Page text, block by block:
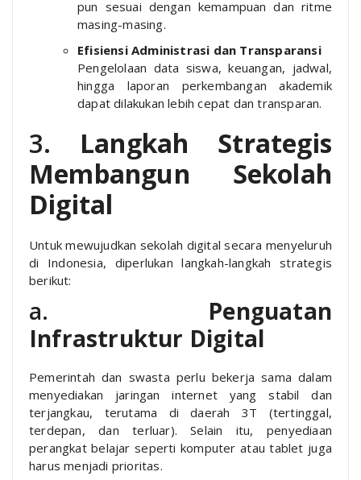
pun sesuai dengan kemampuan dan ritme
masing-masing.
Efisiensi Administrasi dan Transparansi
Pengelolaan data siswa, keuangan, jadwal,
hingga laporan perkembangan akademik
dapat dilakukan lebih cepat dan transparan.
3. Langkah Strategis
Membangun Sekolah
Digital
Untuk mewujudkan sekolah digital secara menyeluruh
di Indonesia, diperlukan langkah-langkah strategis
berikut:
a. Penguatan
Infrastruktur Digital
Pemerintah dan swasta perlu bekerja sama dalam
menyediakan jaringan internet yang stabil dan
terjangkau, terutama di daerah 3T (tertinggal,
terdepan, dan terluar). Selain itu, penyediaan
perangkat belajar seperti komputer atau tablet juga
harus menjadi prioritas.